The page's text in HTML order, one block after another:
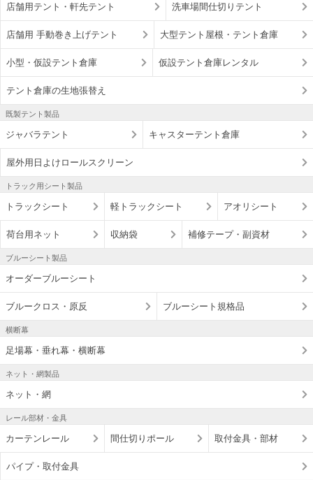
店舗用テント・軒先テント 洗車場間仕切りテント
店舗用 手動巻き上げテント 大型テント屋根・テント倉庫
小型・仮設テント倉庫 仮設テント倉庫レンタル
テント倉庫の生地張替え
既製テント製品
ジャバラテント キャスターテント倉庫
屋外用日よけロールスクリーン
トラック用シート製品
トラックシート 軽トラックシート アオリシート
荷台用ネット 収納袋 補修テープ・副資材
ブルーシート製品
オーダーブルーシート
ブルークロス・原反 ブルーシート規格品
横断幕
足場幕・垂れ幕・横断幕
ネット・網製品
ネット・網
レール部材・金具
カーテンレール 間仕切りポール 取付金具・部材
パイプ・取付金具